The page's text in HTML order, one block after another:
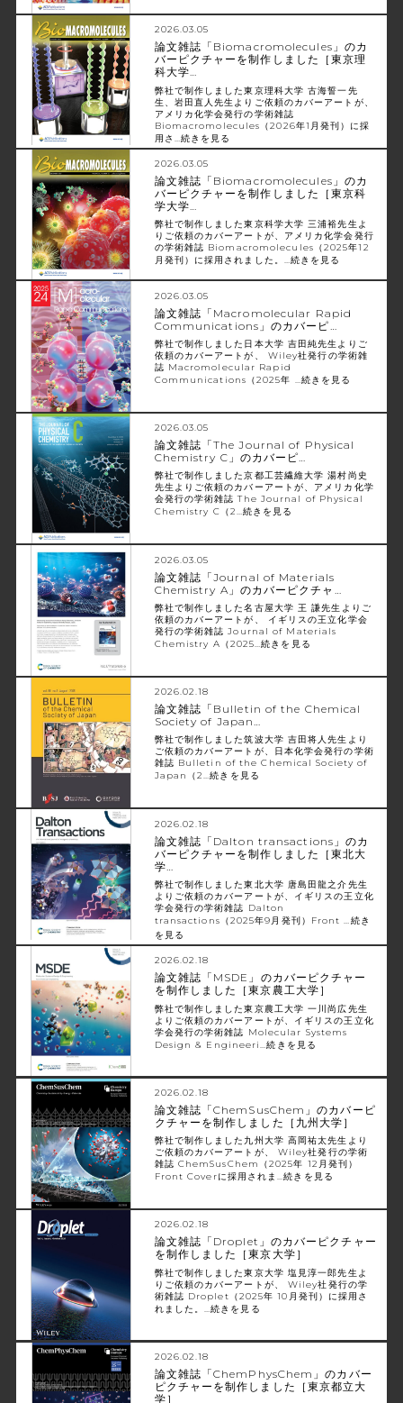
2026.03.05
論文雑誌「Biomacromolecules」のカ
バーピクチャーを制作しました［東京理
科大学…
弊社で制作しました東京理科大学 古海誓一先
生、岩田直人先生よりご依頼のカバーアートが、
アメリカ化学会発行の学術雑誌
Biomacromolecules（2026年1月発刊）に採
用さ…続きを見る
2026.03.05
論文雑誌「Biomacromolecules」のカ
バーピクチャーを制作しました［東京科
学大学…
弊社で制作しました東京科学大学 三浦裕先生よ
りご依頼のカバーアートが、アメリカ化学会発行
の学術雑誌 Biomacromolecules（2025年12
月発刊）に採用されました。…続きを見る
2026.03.05
論文雑誌「Macromolecular Rapid
Communications」のカバーピ…
弊社で制作しました日本大学 吉田純先生よりご
依頼のカバーアートが、 Wiley社発行の学術雑
誌 Macromolecular Rapid
Communications（2025年 …続きを見る
2026.03.05
論文雑誌「The Journal of Physical
Chemistry C」のカバーピ…
弊社で制作しました京都工芸繊維大学 湯村尚史
先生よりご依頼のカバーアートが、アメリカ化学
会発行の学術雑誌 The Journal of Physical
Chemistry C（2…続きを見る
2026.03.05
論文雑誌「Journal of Materials
Chemistry A」のカバーピクチャ…
弊社で制作しました名古屋大学 王 謙先生よりご
依頼のカバーアートが、 イギリスの王立化学会
発行の学術雑誌 Journal of Materials
Chemistry A（2025…続きを見る
2026.02.18
論文雑誌「Bulletin of the Chemical
Society of Japan…
弊社で制作しました筑波大学 吉田将人先生より
ご依頼のカバーアートが、日本化学会発行の学術
雑誌 Bulletin of the Chemical Society of
Japan（2…続きを見る
2026.02.18
論文雑誌「Dalton transactions」のカ
バーピクチャーを制作しました［東北大
学…
弊社で制作しました東北大学 唐島田龍之介先生
よりご依頼のカバーアートが、イギリスの王立化
学会発行の学術雑誌 Dalton
transactions（2025年9月発刊）Front …続き
を見る
2026.02.18
論文雑誌「MSDE」のカバーピクチャー
を制作しました［東京農工大学］
弊社で制作しました東京農工大学 一川尚広先生
よりご依頼のカバーアートが、イギリスの王立化
学会発行の学術雑誌 Molecular Systems
Design & Engineeri…続きを見る
2026.02.18
論文雑誌「ChemSusChem」のカバーピ
クチャーを制作しました［九州大学］
弊社で制作しました九州大学 高岡祐太先生より
ご依頼のカバーアートが、 Wiley社発行の学術
雑誌 ChemSusChem（2025年 12月発刊）
Front Coverに採用されま…続きを見る
2026.02.18
論文雑誌「Droplet」のカバーピクチャー
を制作しました［東京大学］
弊社で制作しました東京大学 塩見淳一郎先生よ
りご依頼のカバーアートが、 Wiley社発行の学
術雑誌 Droplet（2025年 10月発刊）に採用さ
れました。…続きを見る
2026.02.18
論文雑誌「ChemPhysChem」のカバー
ピクチャーを制作しました［東京都立大
学］